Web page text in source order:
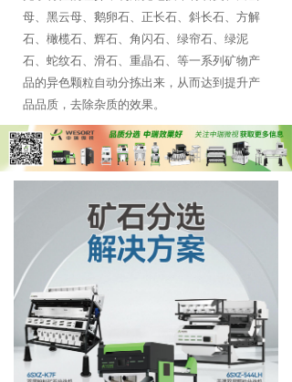
母、黑云母、鹅卵石、正长石、斜长石、方解
石、橄榄石、辉石、角闪石、绿帘石、绿泥
石、蛇纹石、滑石、重晶石、等一系列矿物产
品的异色颗粒自动分拣出来，从而达到提升产
品品质，去除杂质的效果。